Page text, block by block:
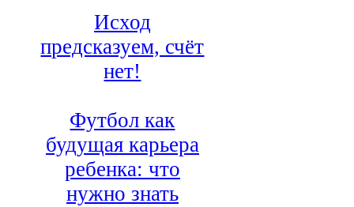
Исход
предсказуем, счёт
нет!
Футбол как
будущая карьера
ребенка: что
нужно знать